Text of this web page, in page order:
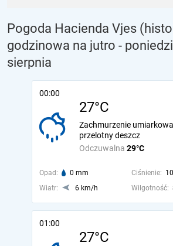
Pogoda Hacienda Vjes
godzinowa na jutro -
sierpnia
00:00
27°C
Odczuwalna 29°C
Zachmurzenie
przelotny deszcz
Opad: 0 mm Ciśnienie:
Wiatr:
6 km/h Wilgotność:
01:00
27°C